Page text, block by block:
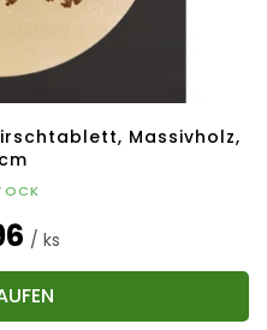
Massivholz,
/ ks